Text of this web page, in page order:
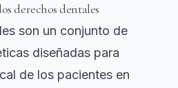
derechos dentales
son un conjunto de
diseñadas para
de los pacientes en